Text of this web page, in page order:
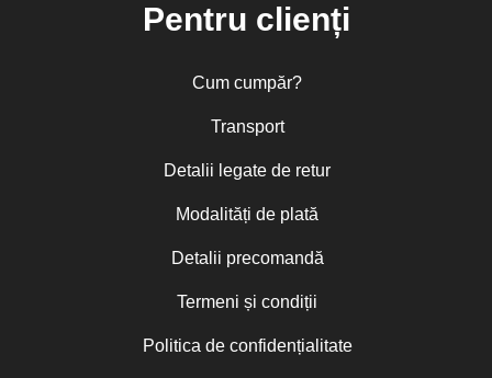
Pentru clienți
Cum cumpăr?
Transport
Detalii legate de retur
Modalități de plată
Detalii precomandă
Termeni și condiții
Politica de confidențialitate